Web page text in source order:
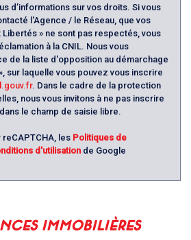
85,72 %
14,28 %
3,98 %
d’informations sur vos droits. Si vous
l'Agence / le Réseau, que vos
» ne sont pas respectés, vous
à la CNIL. Nous vous
de la liste d'opposition au démarchage
sur laquelle vous pouvez vous inscrire
. Dans le cadre de la protection
nous vous invitons à ne pas inscrire
le champ de saisie libre.
les Politiques de
d'utilisation de Google